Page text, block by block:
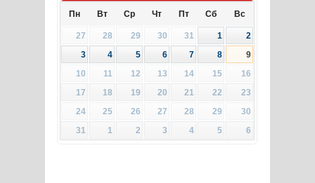
Пн Вт Ср Чт Пт Сб Вс
27 28 29 30 31 1
2
3
4 5 6 7 8
9
10
11 12 13 14 15
16
17
18 19 20 21 22
23
24
25 26 27 28 29
30
31
1 2 3 4 5 6